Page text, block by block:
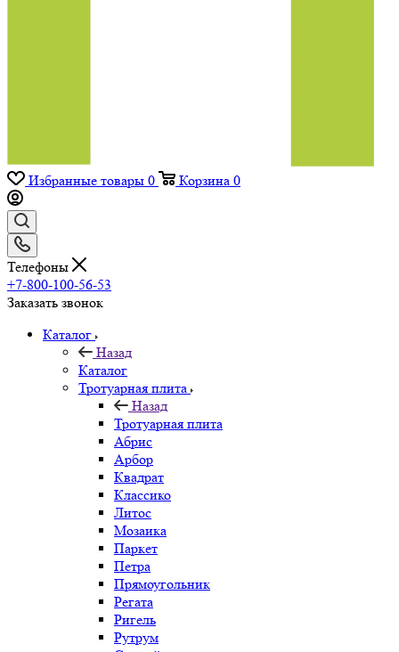
Избранные товары 0 Корзина 0
Телефоны
+7-800-100-56-53
Заказать звонок
Каталог
Назад
Каталог
Тротуарная плита
Назад
Тротуарная плита
Абрис
Арбор
Квадрат
Классико
Литос
Мозаика
Паркет
Петра
Прямоугольник
Регата
Ригель
Рутрум